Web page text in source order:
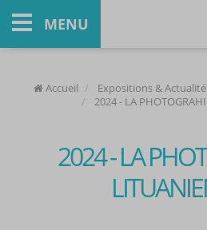
MENU
Accueil Expositions &
2024 - LA
2024 - LA